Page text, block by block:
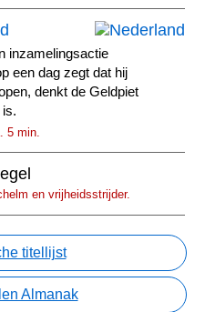
inzamelingsactie
een dag zegt dat hij
denkt de Geldpiet
5 min.
en vrijheidsstrijder.
titellijst
Almanak